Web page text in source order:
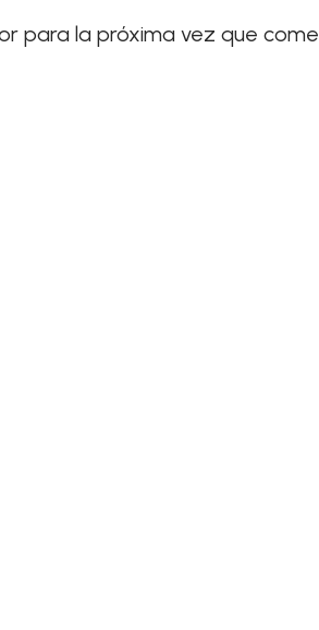
para la próxima vez que